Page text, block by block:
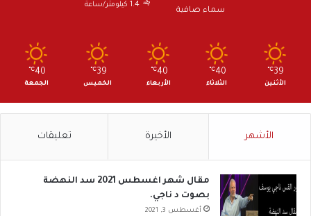
سماء صافية
1.4 كيلومتر/ساعة
39
℃
الأثنين
40
℃
الثلاثاء
40
℃
الأربعاء
39
℃
الخميس
40
℃
الجمعة
الأشهر الأخيرة تعليقات
مقال شهر اغسطس 2021 سد النهضة
بصوت د ناجي.
أغسطس 3, 2021